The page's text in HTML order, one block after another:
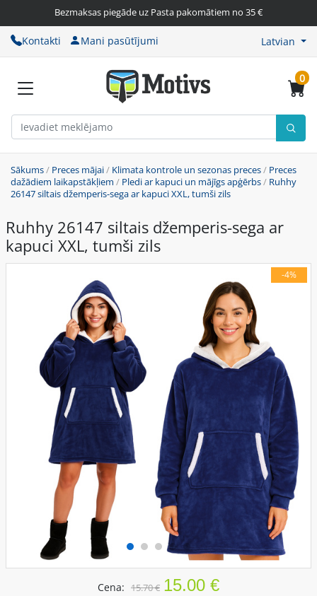
Bezmaksas piegāde uz Pasta pakomātiem no 35 €
Kontakti Mani pasūtījumi Latvian
0
Sākums/ Preces mājai/ Klimata kontrole un sezonas preces/ Preces
dažādiem laikapstākļiem / Pledi ar kapuci un mājīgs apģērbs/ Ruhhy
26147 siltais džemperis-sega ar kapuci XXL, tumši zils
Ruhhy 26147 siltais džemperis-sega ar
kapuci XXL, tumši zils
-4%
Cena: 15.70 € 15.00 €